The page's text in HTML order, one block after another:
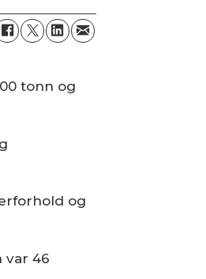
tonn og
og
var 46